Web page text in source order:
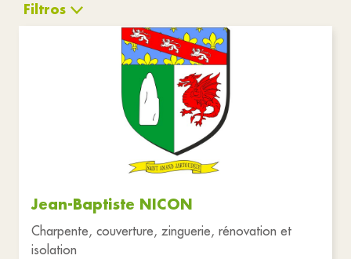
Filtros
Salud y solidaridad
Jean-Baptiste NICON
Charpente, couverture, zinguerie, rénovation et
isolation